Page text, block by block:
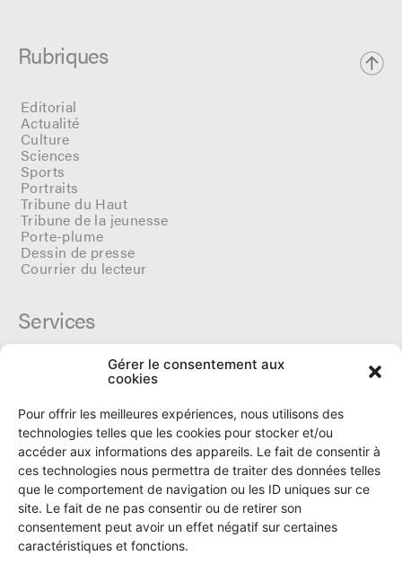
Gérer le consentement aux
cookies
Pour offrir les meilleures expériences, nous utilisons des
technologies telles que les cookies pour stocker et/ou
accéder aux informations des appareils. Le fait de consentir à
ces technologies nous permettra de traiter des données telles
que le comportement de navigation ou les ID uniques sur ce
site. Le fait de ne pas consentir ou de retirer son
consentement peut avoir un effet négatif sur certaines
caractéristiques et fonctions.
Rubriques
Editorial
Actualité
Culture
Sciences
Sports
Portraits
Tribune du Haut
Tribune de la jeunesse
Porte-plume
Dessin de presse
Courrier du lecteur
Services
Archives
Tarifs et dates de parutions
Politique de cookies
Politique de confidentialité
Le Ô